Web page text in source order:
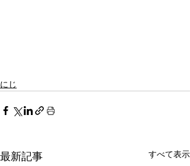
にじ
最新記事 すべて表示